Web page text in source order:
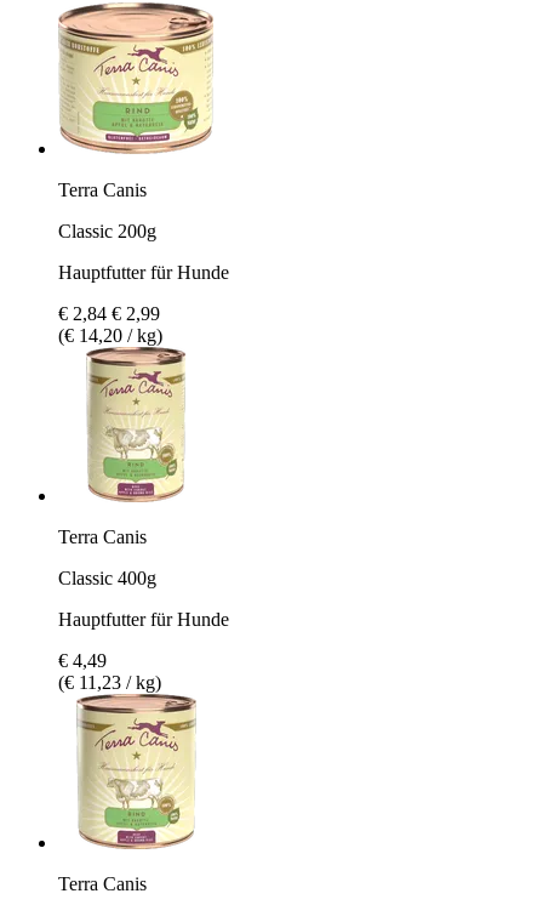
Terra Canis
Classic 200g
Hauptfutter für Hunde
€ 2,84 € 2,99
(€ 14,20 / kg)
Terra Canis
Classic 400g
Hauptfutter für Hunde
€ 4,49
(€ 11,23 / kg)
Terra Canis